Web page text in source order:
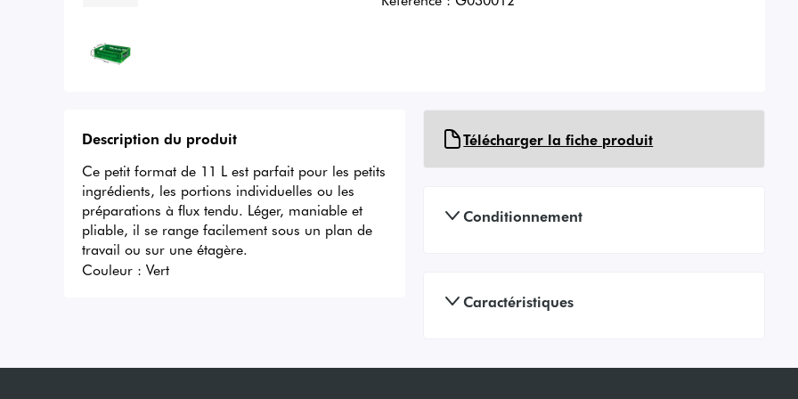
Description du produit
Ce petit format de 11 L est parfait pour les petits
ingrédients, les portions individuelles ou les
préparations à flux tendu. Léger, maniable et
pliable, il se range facilement sous un plan de
travail ou sur une étagère.
Couleur : Vert
Télécharger la fiche produit
Conditionnement
Caractéristiques